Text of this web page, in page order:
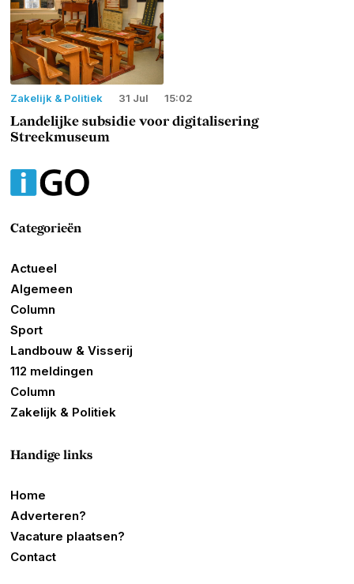
Zakelijk & Politiek 31 Jul 15:02
Landelijke subsidie voor digitalisering
Streekmuseum
Categorieën
Actueel
Algemeen
Column
Sport
Landbouw & Visserij
112 meldingen
Column
Zakelijk & Politiek
Handige links
Home
Adverteren?
Vacature plaatsen?
Contact